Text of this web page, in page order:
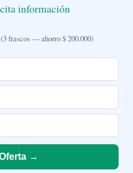
información
(3 frascos — ahorro $ 200.000)
→